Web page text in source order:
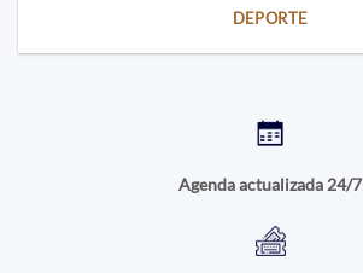
DEPORTE
Agenda actualizada 24/7